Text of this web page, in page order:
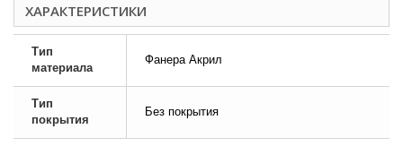
ХАРАКТЕРИСТИКИ
Тип
материала
Фанера Акрил
Тип
покрытия
Без покрытия